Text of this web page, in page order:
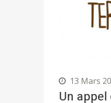
13 Mars
Un